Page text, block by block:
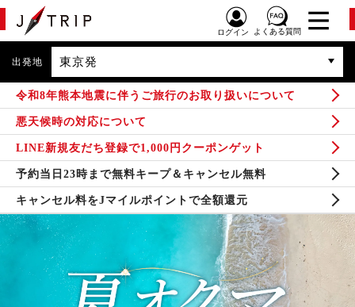
ログイン よくある質問
出発地 東京発
令和8年熊本地震に伴うご旅行のお取り扱いについて
悪天候時の対応について
LINE新規友だち登録で1,000円クーポンゲット
予約当日23時まで無料キープ＆キャンセル無料
キャンセル料をJマイルポイントで全額還元